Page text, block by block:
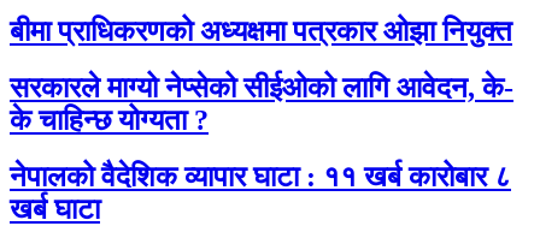
बीमा प्राधिकरणको अध्यक्षमा पत्रकार ओझा नियुक्त
सरकारले माग्यो नेप्सेको सीईओको लागि आवेदन, के-
के चाहिन्छ योग्यता ?
नेपालको वैदेशिक व्यापार घाटा : ११ खर्ब कारोबार ८
खर्ब घाटा